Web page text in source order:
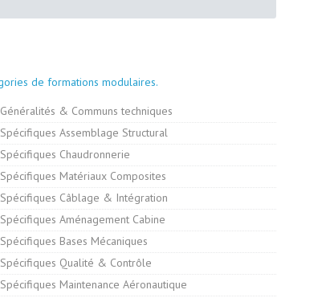
de formations modulaires
Généralités & Communs techniques
Spécifiques Assemblage Structural
Spécifiques Chaudronnerie
Spécifiques Matériaux Composites
Spécifiques Câblage & Intégration
Spécifiques Aménagement Cabine
Spécifiques Bases Mécaniques
Spécifiques Qualité & Contrôle
Spécifiques Maintenance Aéronautique